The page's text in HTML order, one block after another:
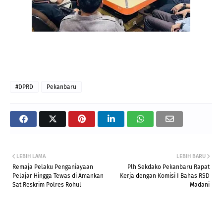
#DPRD Pekanbaru
LEBIH BARU
Plh Sekdako Pekanbaru Rapat
Kerja dengan Komisi I Bahas RSD
Madani
LEBIH LAMA
Remaja Pelaku Penganiayaan
Pelajar Hingga Tewas di Amankan
Sat Reskrim Polres Rohul